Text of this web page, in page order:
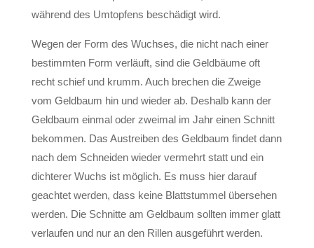
während des Umtopfens beschädigt wird.
Wegen der Form des Wuchses, die nicht nach einer
bestimmten Form verläuft, sind die Geldbäume oft
recht schief und krumm. Auch brechen die Zweige
vom Geldbaum hin und wieder ab. Deshalb kann der
Geldbaum einmal oder zweimal im Jahr einen Schnitt
bekommen. Das Austreiben des Geldbaum findet dann
nach dem Schneiden wieder vermehrt statt und ein
dichterer Wuchs ist möglich. Es muss hier darauf
geachtet werden, dass keine Blattstummel übersehen
werden. Die Schnitte am Geldbaum sollten immer glatt
verlaufen und nur an den Rillen ausgeführt werden.